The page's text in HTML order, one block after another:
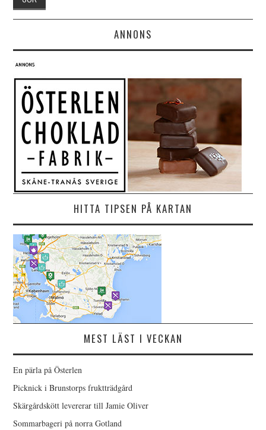
ANNONS
HITTA TIPSEN PÅ KARTAN
MEST LÄST I VECKAN
En pärla på Österlen
Picknick i Brunstorps fruktträdgård
Skärgårdskött levererar till Jamie Oliver
Sommarbageri på norra Gotland